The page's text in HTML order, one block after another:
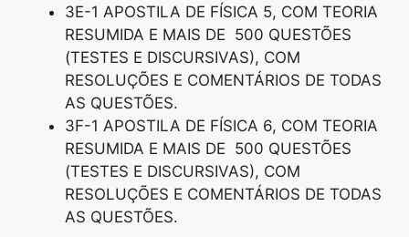
3E-1 APOSTILA DE FÍSICA 5, COM TEORIA
RESUMIDA E MAIS DE 500 QUESTÕES
(TESTES E DISCURSIVAS), COM
RESOLUÇÕES E COMENTÁRIOS DE TODAS
AS QUESTÕES.
3F-1 APOSTILA DE FÍSICA 6, COM TEORIA
RESUMIDA E MAIS DE 500 QUESTÕES
(TESTES E DISCURSIVAS), COM
RESOLUÇÕES E COMENTÁRIOS DE TODAS
AS QUESTÕES.